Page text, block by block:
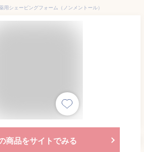
用シェービングフォーム（ノンメントール）
商品をサイトでみる